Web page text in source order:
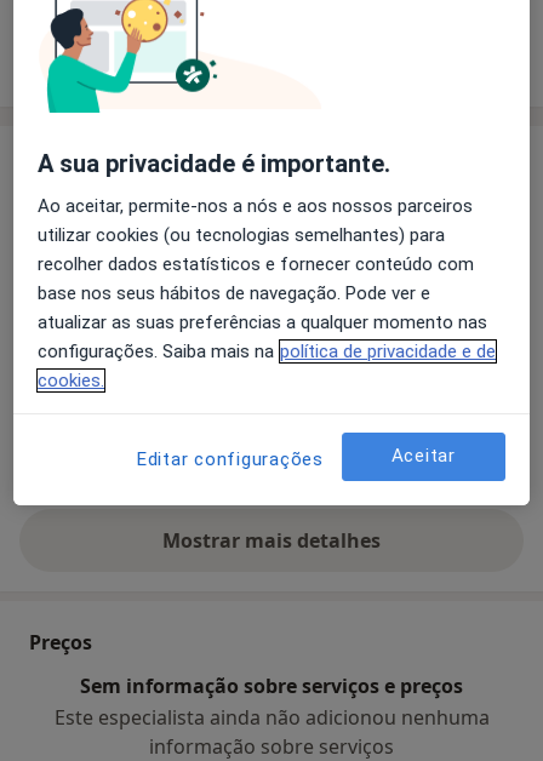
Experiência Preços
Experiência
Médica especialista em Cirurgia Maxilofacial,
certificada pelo European Board (FEBOMFS) e Pós-
Graduada em Medicina Estética.
Assistente Hospitalar no Serviço de Cirurgia
Maxilofacial do Centro Hospitalar de São João.
Principais doenças tratadas
Abscesso Periapical
Angina De Ludwig
Anormalidades Maxilofaciais
+20
Mostrar mais detalhes
sobre a experiência
Preços
Sem informação sobre serviços e preços
Este especialista ainda não adicionou nenhuma
informação sobre serviços
A sua privacidade é importante.
Ao aceitar, permite-nos a nós e aos nossos parceiros
utilizar cookies (ou tecnologias semelhantes) para
recolher dados estatísticos e fornecer conteúdo com
base nos seus hábitos de navegação. Pode ver e
atualizar as suas preferências a qualquer momento nas
configurações. Saiba mais na política de privacidade e de
cookies.
Editar configurações Aceitar